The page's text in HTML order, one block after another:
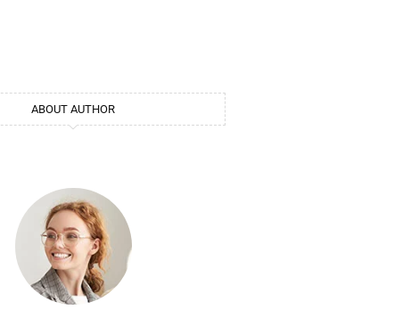
ABOUT AUTHOR